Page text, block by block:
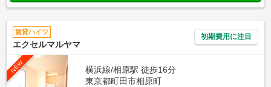
賃貸ハイツ
エクセルマルヤマ
初期費用に注目
NEW
横浜線/相原駅 徒歩16分
東京都町田市相原町